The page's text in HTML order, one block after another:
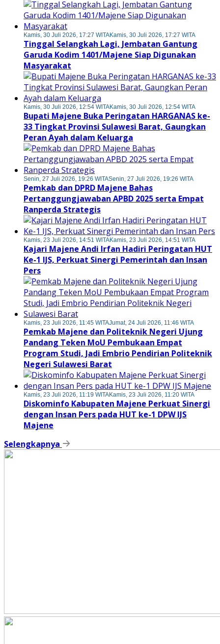
Kamis, 30 Juli 2026, 17:27 WITAKamis, 30 Juli 2026, 17:27 WITA
Tinggal Selangkah Lagi, Jembatan Gantung
Garuda Kodim 1401/Majene Siap Digunakan
Masyarakat
Kamis, 30 Juli 2026, 12:54 WITAKamis, 30 Juli 2026, 12:54 WITA
Bupati Majene Buka Peringatan HARGANAS ke-
33 Tingkat Provinsi Sulawesi Barat, Gaungkan
Peran Ayah dalam Keluarga
Senin, 27 Juli 2026, 19:26 WITASenin, 27 Juli 2026, 19:26 WITA
Pemkab dan DPRD Majene Bahas
Pertanggungjawaban APBD 2025 serta Empat
Ranperda Strategis
Kamis, 23 Juli 2026, 14:51 WITAKamis, 23 Juli 2026, 14:51 WITA
Kajari Majene Andi Irfan Hadiri Peringatan HUT
Ke-1 IJS, Perkuat Sinergi Pemerintah dan Insan
Pers
Kamis, 23 Juli 2026, 11:45 WITAJumat, 24 Juli 2026, 11:46 WITA
Pemkab Majene dan Politeknik Negeri Ujung
Pandang Teken MoU Pembukaan Empat
Program Studi, Jadi Embrio Pendirian Politeknik
Negeri Sulawesi Barat
Kamis, 23 Juli 2026, 11:19 WITAKamis, 23 Juli 2026, 11:20 WITA
Diskominfo Kabupaten Majene Perkuat Sinergi
dengan Insan Pers pada HUT ke-1 DPW IJS
Majene
Selengkapnya